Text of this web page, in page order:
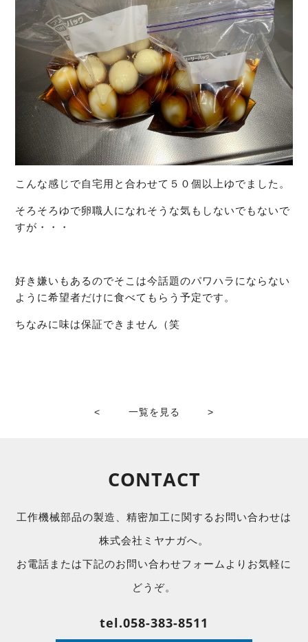
こんな感じで自宅用と合わせて５０個以上ゆでました。
そろそろゆで卵職人になれそうな気もしないでもないで
すが・・・
好き嫌いもあるのでそこは今話題のパワハラにならない
ように希望者だけに食べてもらう予定です。
ちなみに味は保証できません（笑
< 一覧を見る >
CONTACT
工作機械部品の製造、精密加工に関するお問い合わせは
株式会社ミヤナガへ。
お電話または下記のお問い合わせフォームよりお気軽に
どうぞ。
tel.058-383-8511